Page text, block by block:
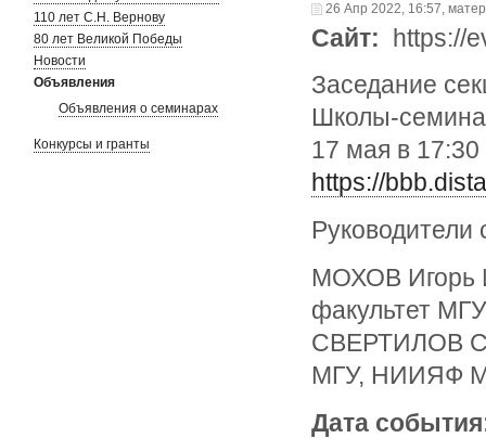
110 лет С.Н. Вернову
80 лет Великой Победы
Новости
Объявления
Объявления о семинарах
Конкурсы и гранты
26 Апр 2022, 16:57,
Сайт: https://
Заседание
Школы-
17 мая в
https://
Руководители
МОХОВ Игорь
факультет
СВЕРТИЛОВ
МГУ, НИИЯФ
Дата